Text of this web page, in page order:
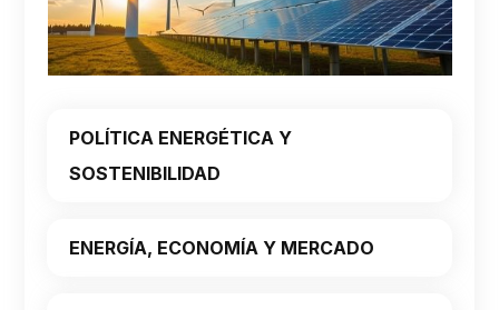
POLÍTICA ENERGÉTICA Y
SOSTENIBILIDAD
ENERGÍA, ECONOMÍA Y MERCADO